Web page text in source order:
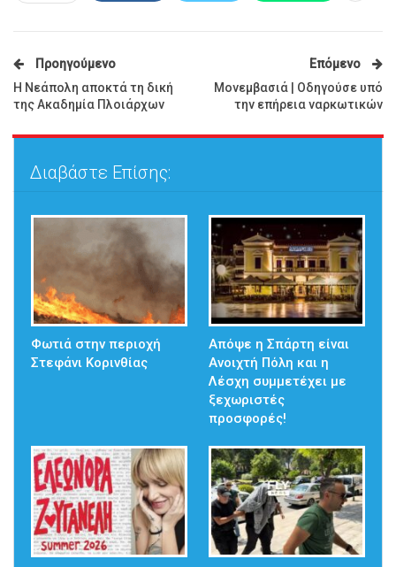
Προηγούμενο
Η Νεάπολη αποκτά τη δική
της Ακαδημία Πλοιάρχων
Επόμενο
Μονεμβασιά | Οδηγούσε υπό
την επήρεια ναρκωτικών
Διαβάστε Επίσης:
Φωτιά στην περιοχή
Στεφάνι Κορινθίας
Απόψε η Σπάρτη είναι
Ανοιχτή Πόλη και η
Λέσχη συμμετέχει με
ξεχωριστές
προσφορές!